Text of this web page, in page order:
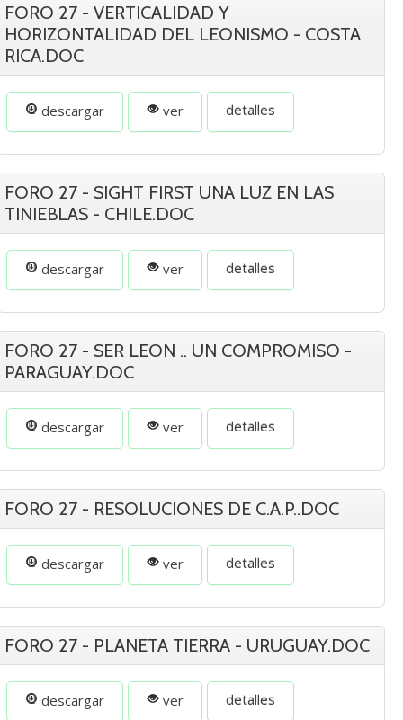
FORO 27 - VERTICALIDAD Y
HORIZONTALIDAD DEL LEONISMO - COSTA
RICA.DOC
descargar ver detalles
FORO 27 - SIGHT FIRST UNA LUZ EN LAS
TINIEBLAS - CHILE.DOC
descargar ver detalles
FORO 27 - SER LEON .. UN COMPROMISO -
PARAGUAY.DOC
descargar ver detalles
FORO 27 - RESOLUCIONES DE C.A.P..DOC
descargar ver detalles
FORO 27 - PLANETA TIERRA - URUGUAY.DOC
descargar ver detalles